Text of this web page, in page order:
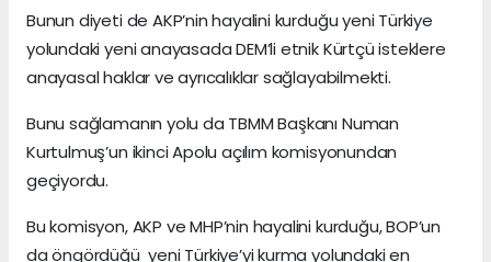
Bunun diyeti de AKP’nin hayalini kurduğu yeni Türkiye
yolundaki yeni anayasada DEM’li etnik Kürtçü isteklere
anayasal haklar ve ayrıcalıklar sağlayabilmekti.
Bunu sağlamanın yolu da TBMM Başkanı Numan
Kurtulmuş’un ikinci Apolu açılım komisyonundan
geçiyordu.
Bu komisyon, AKP ve MHP’nin hayalini kurduğu, BOP’un
da öngördüğü yeni Türkiye’yi kurma yolundaki en